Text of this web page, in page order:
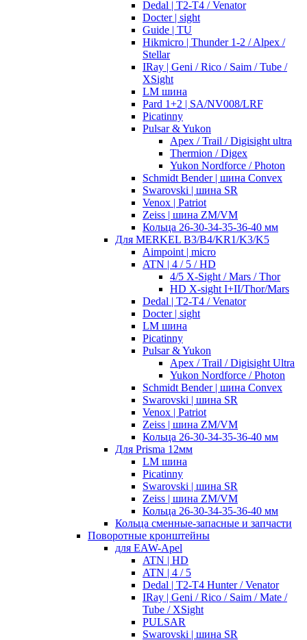
Dedal | T2-T4 / Venator
Docter | sight
Guide | TU
Hikmicro | Thunder 1-2 / Alpex /
Stellar
IRay | Geni / Rico / Saim / Tube /
XSight
LM шина
Pard 1+2 | SA/NV008/LRF
Picatinny
Pulsar & Yukon
Apex / Trail / Digisight ultra
Thermion / Digex
Yukon Nordforce / Photon
Schmidt Bender | шина Convex
Swarovski | шина SR
Venox | Patriot
Zeiss | шина ZM/VM
Кольца 26-30-34-35-36-40 мм
Для MERKEL B3/B4/KR1/K3/K5
Aimpoint | micro
ATN | 4 / 5 / HD
4/5 X-Sight / Mars / Thor
HD X-sight I+II/Thor/Mars
Dedal | T2-T4 / Venator
Docter | sight
LM шина
Picatinny
Pulsar & Yukon
Apex / Trail / Digisight Ultra
Yukon Nordforce / Photon
Schmidt Bender | шина Convex
Swarovski | шина SR
Venox | Patriot
Zeiss | шина ZM/VM
Кольца 26-30-34-35-36-40 мм
Для Prisma 12мм
LM шина
Picatinny
Swarovski | шина SR
Zeiss | шина ZM/VM
Кольца 26-30-34-35-36-40 мм
Кольца сменные-запасные и запчасти
Поворотные кронштейны
для EAW-Apel
ATN | HD
ATN | 4 / 5
Dedal | T2-T4 Hunter / Venator
IRay | Geni / Rico / Saim / Mate /
Tube / XSight
PULSAR
Swarovski | шина SR